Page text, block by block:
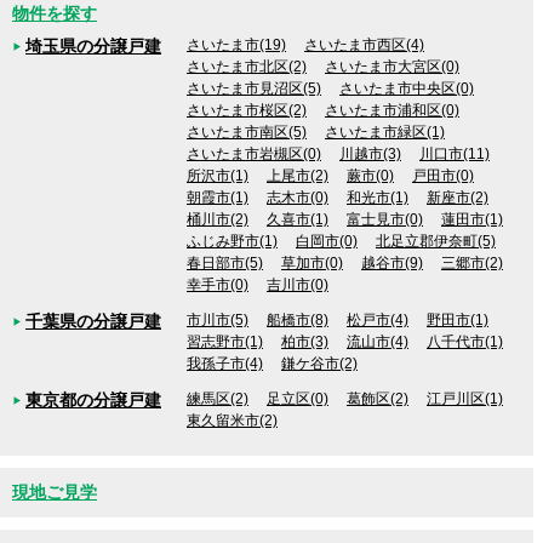
物件を探す
埼玉県の分譲戸建
さいたま市(19)
さいたま市西区(4)
さいたま市北区(2)
さいたま市大宮区(0)
さいたま市見沼区(5)
さいたま市中央区(0)
さいたま市桜区(2)
さいたま市浦和区(0)
さいたま市南区(5)
さいたま市緑区(1)
さいたま市岩槻区(0)
川越市(3)
川口市(11)
所沢市(1)
上尾市(2) 蕨市(0)
戸田市(0)
朝霞市(1)
志木市(0) 和光市(1)
新座市(2)
桶川市(2)
久喜市(1) 富士見市(0)
蓮田市(1)
ふじみ野市(1)
白岡市(0)
北足立郡伊奈町(5)
春日部市(5)
草加市(0) 越谷市(9)
三郷市(2)
幸手市(0)
吉川市(0)
千葉県の分譲戸建 市川市(5) 船橋市(8) 松戸市(4)
野田市(1)
習志野市(1)
柏市(3) 流山市(4)
八千代市(1)
我孫子市(4)
鎌ケ谷市(2)
東京都の分譲戸建 練馬区(2) 足立区(0) 葛飾区(2)
江戸川区(1)
東久留米市(2)
現地ご見学